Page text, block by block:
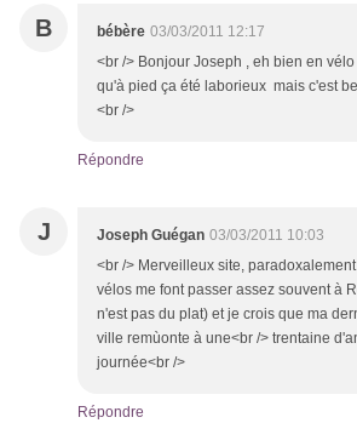
B bébère 03/03/2011 12:17
<br /> Bonjour Joseph , eh bien en
qu'à pied ça été laborieux mais c'est
<br />
Répondre
J Joseph Guégan 03/03/2011 10:03
<br /> Merveilleux site,
vélos me font passer assez souvent à
n'est pas du plat) et je crois que ma
ville remùonte à une<br /> trentaine
journée<br />
Répondre